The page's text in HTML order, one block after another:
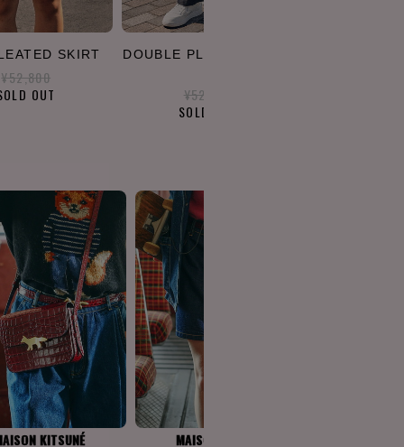
SKIRT
¥52,800
OUT
DOUBLE PLEATED PANT
¥52,800
SOLD OUT